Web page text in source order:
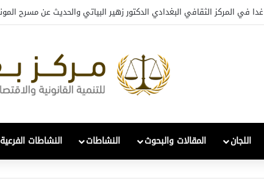
الصناعة العراقية بين التعافي والتحول: قراءة في واقع 2022-2026
اللجان المقالات والبحوث النشاطات النشاطات الفرعية